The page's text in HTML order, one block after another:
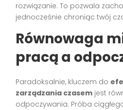
rozwiązanie. To pozwala
jednocześnie chroniąc twój
Równowaga
pracą a
Paradoksalnie, kluczem do
zarządzania czasem jest
odpoczywania. Próba